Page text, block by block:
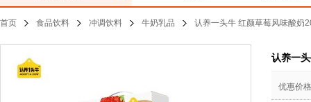
首页 食品饮料 冲调饮料 牛奶乳品 认养一头牛 红颜草莓风味酸奶
认养一
优惠价